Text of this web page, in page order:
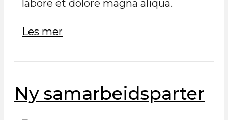
labore et dolore magna aliqua.
Les mer
Ny samarbeidsparter